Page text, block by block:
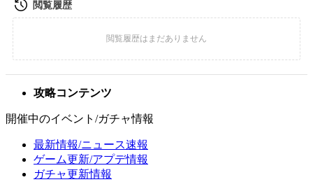
攻略コンテンツ
開催中のイベント/ガチャ情報
最新情報/ニュース速報
ゲーム更新/アプデ情報
ガチャ更新情報